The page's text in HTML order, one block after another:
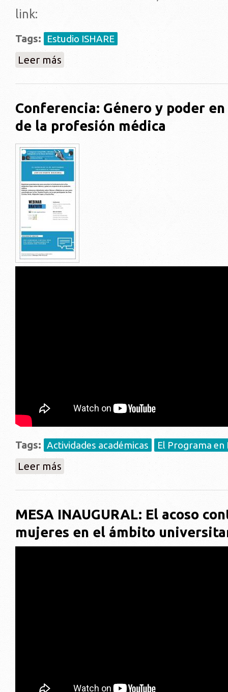
link:
Tags: Estudio ISHARE
Leer más
Conferencia: Género y poder
de la profesión médica
Tags: Actividades académicas El Programa en
Leer más
MESA INAUGURAL: El acoso
mujeres en el ámbito